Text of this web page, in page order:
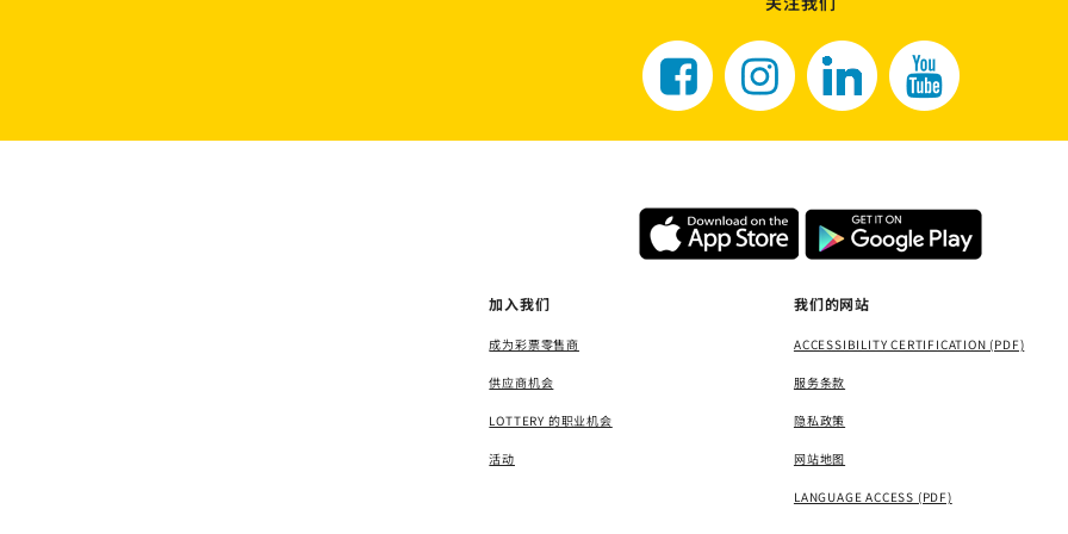
加入我们
成为彩票零售商
供应商机会
LOTTERY 的职业机会
活动
我们的网站
ACCESSIBILITY CERTIFICATION (PDF)
服务条款
隐私政策
网站地图
LANGUAGE ACCESS (PDF)